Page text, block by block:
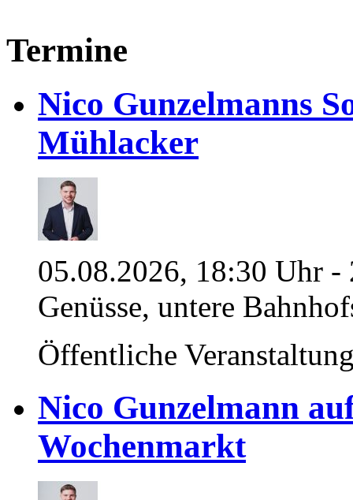
Termine
Nico Gunzelmanns
Mühlacker
05.08.2026, 18:30 Uhr
Genüsse, untere
Öffentliche
Nico Gunzelmann
Wochenmarkt